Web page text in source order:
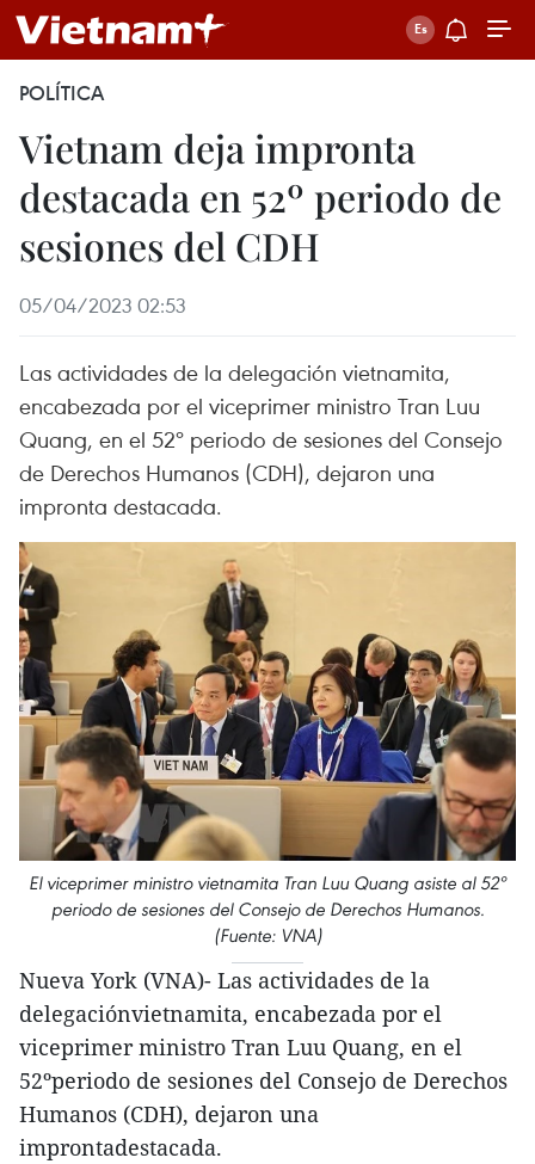
POLÍTICA
Vietnam deja impronta
destacada en 52º periodo de
sesiones del CDH
05/04/2023 02:53
Las actividades de la delegación vietnamita,
encabezada por el viceprimer ministro Tran Luu
Quang, en el 52º periodo de sesiones del Consejo
de Derechos Humanos (CDH), dejaron una
impronta destacada.
El viceprimer ministro vietnamita Tran Luu Quang asiste al 52º
periodo de sesiones del Consejo de Derechos Humanos.
(Fuente: VNA)
Nueva York (VNA)- Las actividades de la
delegaciónvietnamita, encabezada por el
viceprimer ministro Tran Luu Quang, en el
52ºperiodo de sesiones del Consejo de Derechos
Humanos (CDH), dejaron una
improntadestacada.